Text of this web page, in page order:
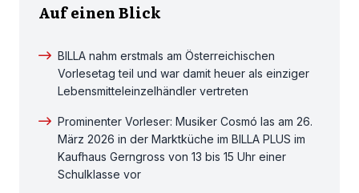
Auf einen Blick
BILLA nahm erstmals am Österreichischen
Vorlesetag teil und war damit heuer als einziger
Lebensmitteleinzelhändler vertreten
Prominenter Vorleser: Musiker Cosmó las am 26.
März 2026 in der Marktküche im BILLA PLUS im
Kaufhaus Gerngross von 13 bis 15 Uhr einer
Schulklasse vor